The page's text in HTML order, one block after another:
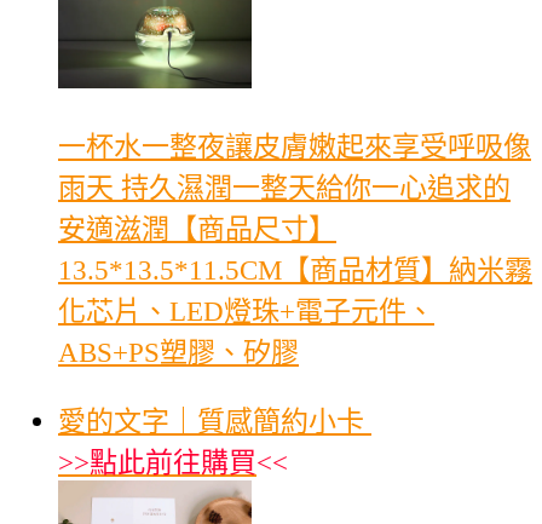
一杯水一整夜讓皮膚嫩起來享受呼吸像
雨天 持久濕潤一整天給你一心追求的
安適滋潤【商品尺寸】
13.5*13.5*11.5CM【商品材質】納米霧
化芯片、LED燈珠+電子元件、
ABS+PS塑膠、矽膠
愛的文字｜質感簡約小卡
>>點此前往購買<<